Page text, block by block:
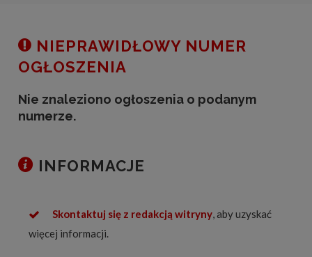
NIEPRAWIDŁOWY NUMER
OGŁOSZENIA
Nie znaleziono ogłoszenia o podanym
numerze.
INFORMACJE
Skontaktuj się z redakcją witryny, aby uzyskać
więcej informacji.